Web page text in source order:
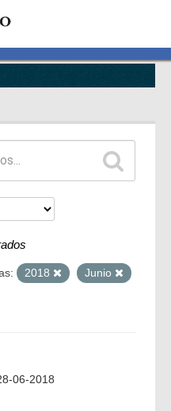
2018 Junio
06-2018